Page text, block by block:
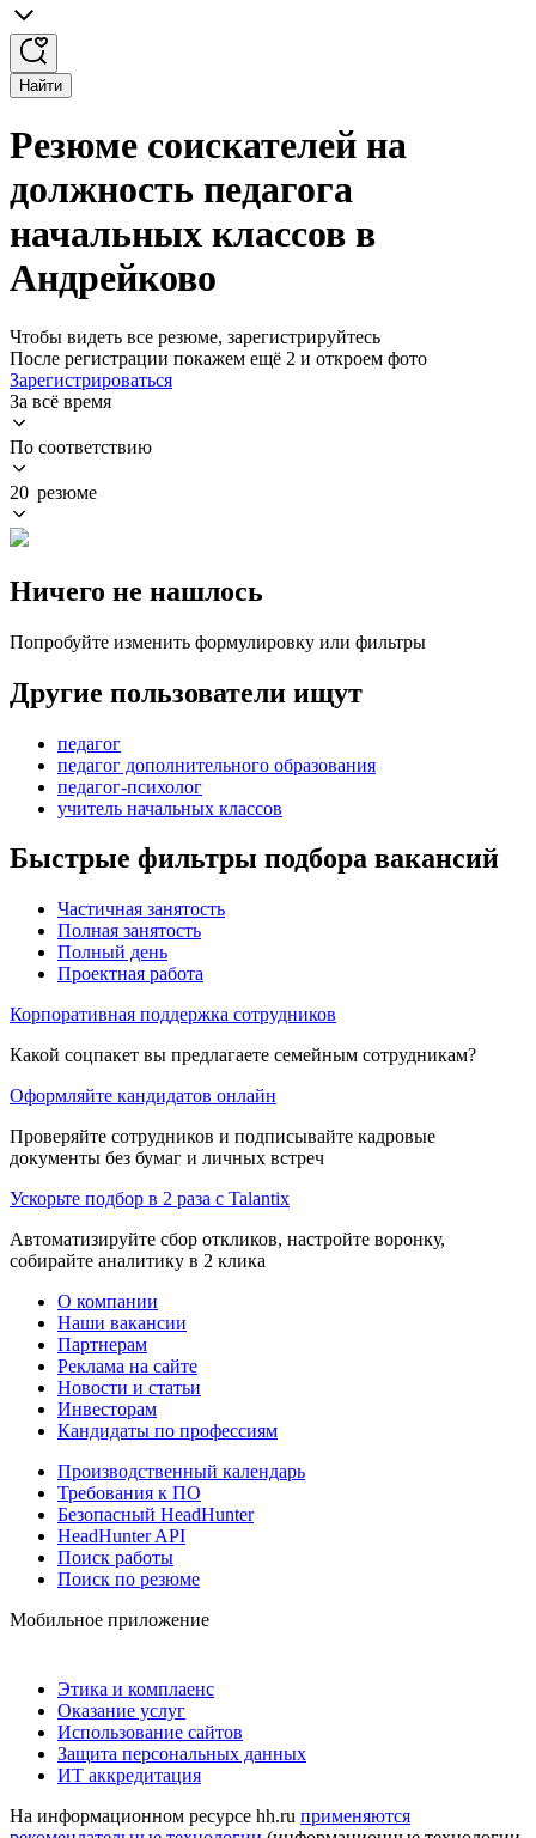
Найти
Резюме соискателей на
должность педагога
начальных классов в
Андрейково
Чтобы видеть все резюме, зарегистрируйтесь
После регистрации покажем ещё 2 и откроем фото
Зарегистрироваться
За всё время
По соответствию
20 резюме
Ничего не нашлось
Попробуйте изменить формулировку или фильтры
Другие пользователи ищут
педагог
педагог дополнительного образования
педагог-психолог
учитель начальных классов
Быстрые фильтры подбора вакансий
Частичная занятость
Полная занятость
Полный день
Проектная работа
Корпоративная поддержка сотрудников
Какой соцпакет вы предлагаете семейным сотрудникам?
Оформляйте кандидатов онлайн
Проверяйте сотрудников и подписывайте кадровые
документы без бумаг и личных встреч
Ускорьте подбор в 2 раза с Talantix
Автоматизируйте сбор откликов, настройте воронку,
собирайте аналитику в 2 клика
О компании
Наши вакансии
Партнерам
Реклама на сайте
Новости и статьи
Инвесторам
Кандидаты по профессиям
Производственный календарь
Требования к ПО
Безопасный HeadHunter
HeadHunter API
Поиск работы
Поиск по резюме
Мобильное приложение
Этика и комплаенс
Оказание услуг
Использование сайтов
Защита персональных данных
ИТ аккредитация
На информационном ресурсе hh.ru применяются